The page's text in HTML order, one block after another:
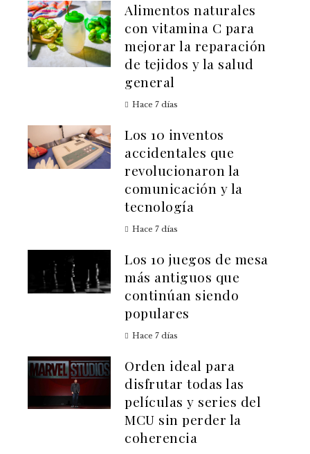
Alimentos naturales
con vitamina C para
mejorar la reparación
de tejidos y la salud
general
Hace 7 días
Los 10 inventos
accidentales que
revolucionaron la
comunicación y la
tecnología
Hace 7 días
Los 10 juegos de mesa
más antiguos que
continúan siendo
populares
Hace 7 días
Orden ideal para
disfrutar todas las
películas y series del
MCU sin perder la
coherencia